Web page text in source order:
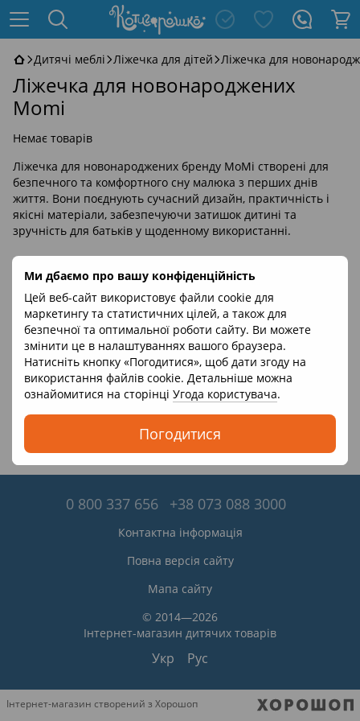
Ми дбаємо про вашу конфіденційність
Цей веб-сайт використовує файли cookie для
маркетингу та статистичних цілей, а також для
безпечної та оптимальної роботи сайту. Ви можете
змінити це в налаштуваннях вашого браузера.
Натисніть кнопку «Погодитися», щоб дати згоду на
використання файлів cookie. Детальніше можна
ознайомитися на сторінці Угода користувача.
Погодитися
Дитячі меблі Ліжечка для дітей Ліжечка для
Ліжечка для новонароджених бренду MoMi створені для
безпечного та комфортного сну малюка з перших днів
життя. Вони поєднують сучасний дизайн, практичність і
якісні матеріали, забезпечуючи затишок дитині та
зручність для батьків у щоденному використанні.
Ліжечка для новонароджених
Momi
Немає товарів
0 800 337 656 +38 073 088 3000
Контактна інформація
Повна версія сайту
Мапа сайту
© 2014—2026
Інтернет-магазин дитячих товарів
Укр Рус
Інтернет-магазин створений з Хорошоп